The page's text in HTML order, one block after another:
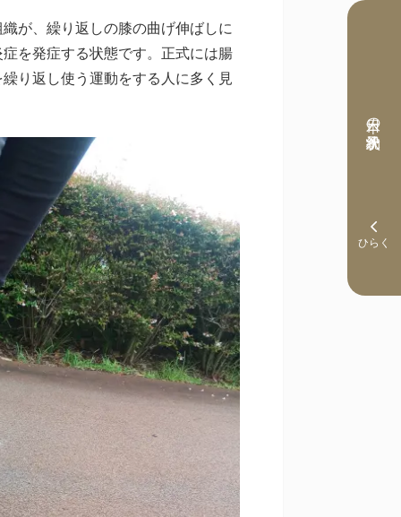
本日の予約状況
が、繰り返しの膝の曲げ伸ばしに
を発症する状態です。正式には腸
り返し使う運動をする人に多く見